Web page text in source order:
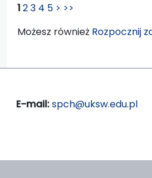
123 4 5 > >>
Możesz również Rozpocznij
E-mail:spch@uksw.edu.pl